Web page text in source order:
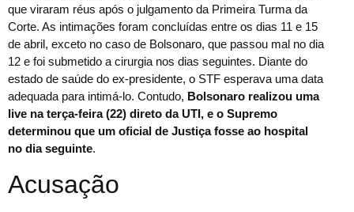
que viraram réus após o julgamento da Primeira Turma da
Corte. As intimações foram concluídas entre os dias 11 e 15
de abril, exceto no caso de Bolsonaro, que passou mal no dia
12 e foi submetido a cirurgia nos dias seguintes. Diante do
estado de saúde do ex-presidente, o STF esperava uma data
adequada para intimá-lo. Contudo, Bolsonaro realizou uma
live na terça-feira (22) direto da UTI, e o Supremo
determinou que um oficial de Justiça fosse ao hospital
no dia seguinte.
Acusação